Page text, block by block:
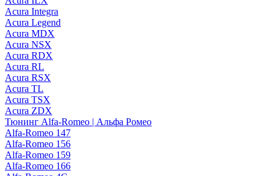
Acura Integra
Acura Legend
Acura MDX
Acura NSX
Acura RDX
Acura RL
Acura RSX
Acura TL
Acura TSX
Acura ZDX
Тюнинг Alfa-Romeo | Альфа Ромео
Alfa-Romeo 147
Alfa-Romeo 156
Alfa-Romeo 159
Alfa-Romeo 166